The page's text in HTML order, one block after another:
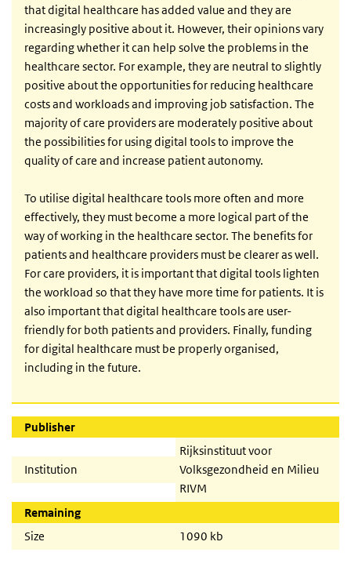
that digital healthcare has added value and they are
increasingly positive about it. However, their opinions vary
regarding whether it can help solve the problems in the
healthcare sector. For example, they are neutral to slightly
positive about the opportunities for reducing healthcare
costs and workloads and improving job satisfaction. The
majority of care providers are moderately positive about
the possibilities for using digital tools to improve the
quality of care and increase patient autonomy.
To utilise digital healthcare tools more often and more
effectively, they must become a more logical part of the
way of working in the healthcare sector. The benefits for
patients and healthcare providers must be clearer as well.
For care providers, it is important that digital tools lighten
the workload so that they have more time for patients. It is
also important that digital healthcare tools are user-
friendly for both patients and providers. Finally, funding
for digital healthcare must be properly organised,
including in the future.
Publisher
Institution
Rijksinstituut voor
Volksgezondheid en Milieu
RIVM
Remaining
Size
1090 kb